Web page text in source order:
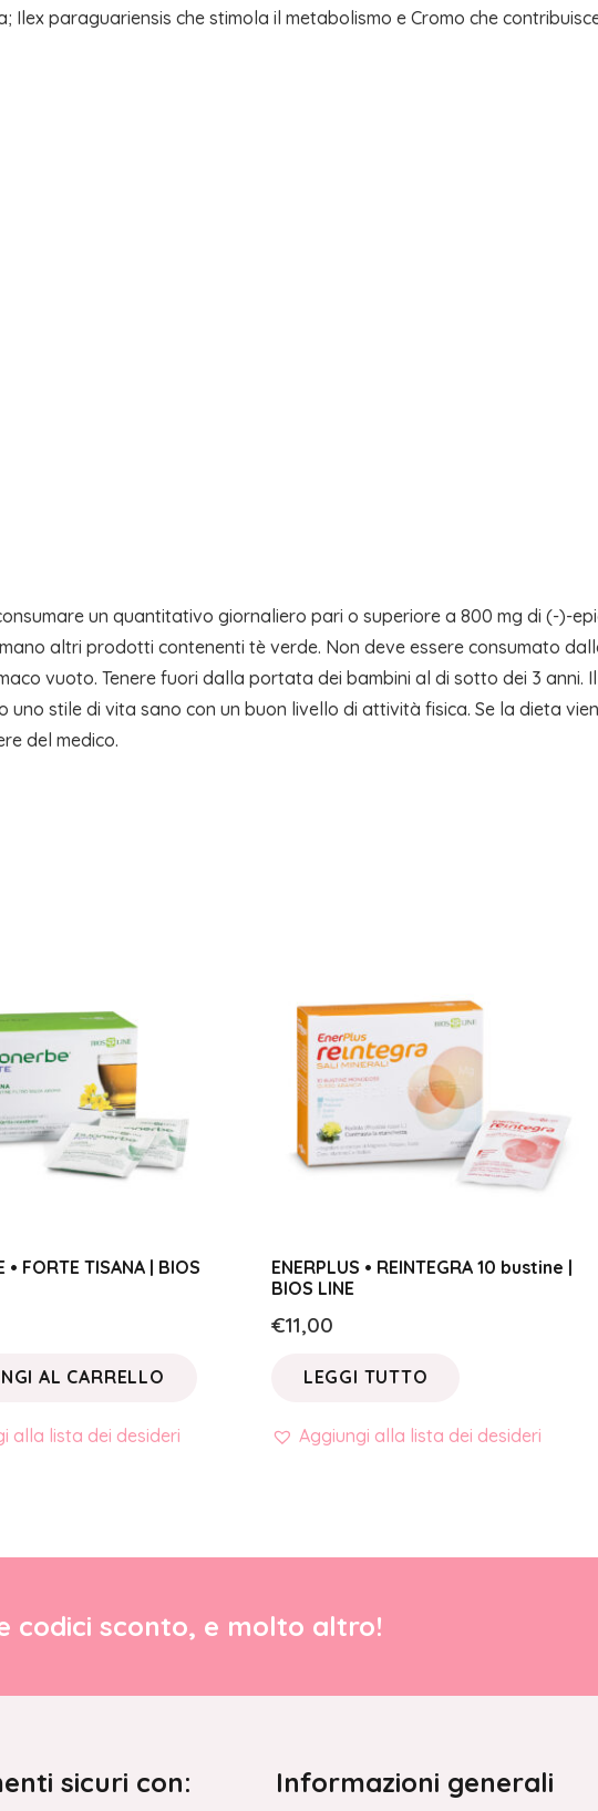
Ilex paraguariensis che stimola il metabolismo e Cromo che
un quantitativo giornaliero pari o superiore a 800 mg di (-)-
altri prodotti contenenti tè verde. Non deve essere consumato
vuoto. Tenere fuori dalla portata dei bambini al di sotto dei 3
stile di vita sano con un buon livello di attività fisica. Se la dieta
del medico.
• FORTE TISANA | BIOS
AL CARRELLO
alla lista dei desideri
ENERPLUS • REINTEGRA 10 bustine |
BIOS LINE
€11,00
LEGGI TUTTO
Aggiungi alla lista dei desideri
codici sconto, e molto altro!
sicuri con: Informazioni generali